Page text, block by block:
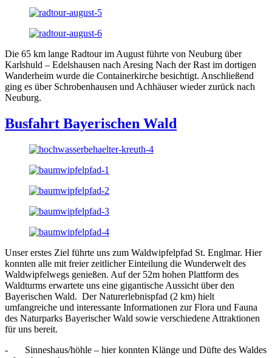
Die 65 km lange Radtour im August führte von Neuburg über
Karlshuld – Edelshausen nach Aresing Nach der Rast im dortigen
Wanderheim wurde die Containerkirche besichtigt. Anschließend
ging es über Schrobenhausen und Achhäuser wieder zurück nach
Neuburg.
Busfahrt Bayerischen Wald
Unser erstes Ziel führte uns zum Waldwipfelpfad St. Englmar. Hier
konnten alle mit freier zeitlicher Einteilung die Wunderwelt des
Waldwipfelwegs genießen. Auf der 52m hohen Plattform des
Waldturms erwartete uns eine gigantische Aussicht über den
Bayerischen Wald. Der Naturerlebnispfad (2 km) hielt
umfangreiche und interessante Informationen zur Flora und Fauna
des Naturparks Bayerischer Wald sowie verschiedene Attraktionen
für uns bereit.
- Sinneshaus/höhle – hier konnten Klänge und Düfte des Waldes